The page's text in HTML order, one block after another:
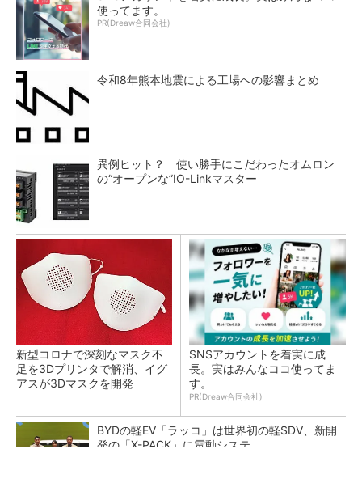
使ってます。
PR(Dreaw合同会社)
令和8年熊本地震による工場への影響まとめ
異例ヒット？ 使い勝手にこだわったオムロン
の“オープンな”IO-Linkマスター
新型コロナで深刻なマスク不
足を3Dプリンタで解消、イグ
アスが3Dマスクを開発
SNSアカウントを着実に成
長。実はみんなココ使ってま
す。
PR(Dreaw合同会社)
BYDの軽EV「ラッコ」は世界初の軽SDV、新開
発の「X-PACK」に電動システ...